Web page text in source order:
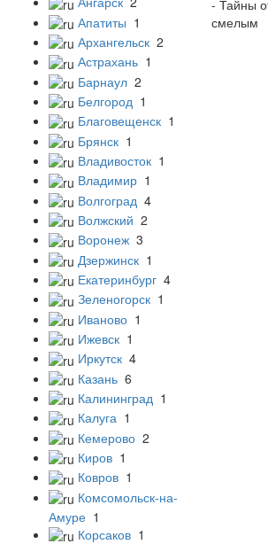
Апатиты 1
Архангельск 2
Астрахань 1
Барнаул 2
Белгород 1
Благовещенск 1
Брянск 1
Владивосток 1
Владимир 1
Волгоград 4
Волжский 2
Воронеж 3
Дзержинск 1
Екатеринбург 4
Зеленогорск 1
Иваново 1
Ижевск 1
Иркутск 4
Казань 6
Калининград 1
Калуга 1
Кемерово 2
Киров 1
Ковров 1
Комсомольск-на-
Амуре 1
Корсаков 1